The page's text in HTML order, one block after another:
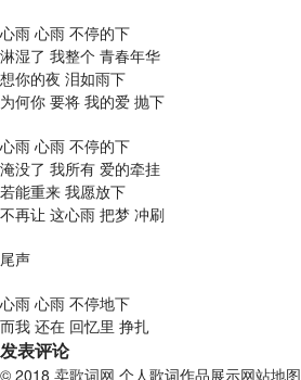
心雨 心雨 不停的下
淋湿了 我整个 青春年华
想你的夜 泪如雨下
为何你 要将 我的爱 抛下
心雨 心雨 不停的下
淹没了 我所有 爱的牵挂
若能重来 我愿放下
不再让 这心雨 把梦 冲刷
尾声
心雨 心雨 不停地下
而我 还在 回忆里 挣扎
发表评论
© 2018 卖歌词网 个人歌词作品展示网站地图